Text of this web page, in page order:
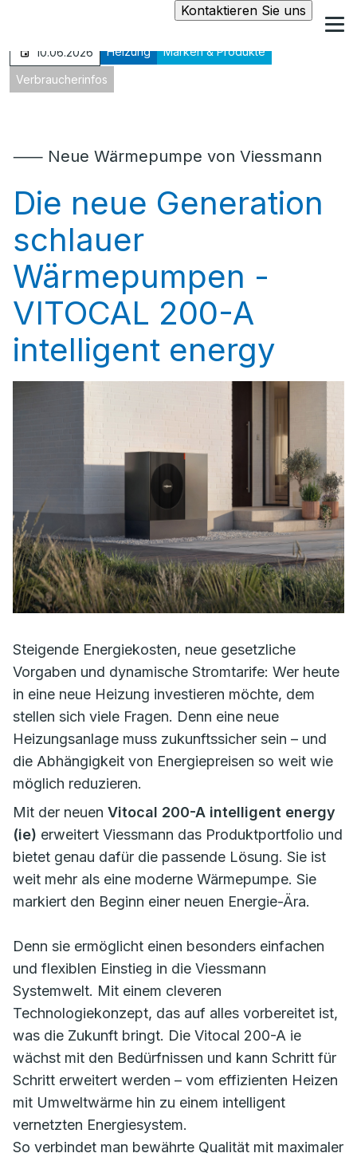
Kontaktieren Sie uns
10.06.2026 Heizung Marken & Produkte
Verbraucherinfos
⸺ Neue Wärmepumpe von Viessmann
Die neue Generation
schlauer
Wärmepumpen -
VITOCAL 200-A
intelligent energy
Steigende Energiekosten, neue gesetzliche
Vorgaben und dynamische Stromtarife: Wer heute
in eine neue Heizung investieren möchte, dem
stellen sich viele Fragen. Denn eine neue
Heizungsanlage muss zukunftssicher sein – und
die Abhängigkeit von Energiepreisen so weit wie
möglich reduzieren.
Mit der neuen Vitocal 200-A intelligent energy
(ie) erweitert Viessmann das Produktportfolio und
bietet genau dafür die passende Lösung. Sie ist
weit mehr als eine moderne Wärmepumpe. Sie
markiert den Beginn einer neuen Energie-Ära.
Denn sie ermöglicht einen besonders einfachen
und flexiblen Einstieg in die Viessmann
Systemwelt. Mit einem cleveren
Technologiekonzept, das auf alles vorbereitet ist,
was die Zukunft bringt. Die Vitocal 200-A ie
wächst mit den Bedürfnissen und kann Schritt für
Schritt erweitert werden – vom effizienten Heizen
mit Umweltwärme hin zu einem intelligent
vernetzten Energiesystem.
So verbindet man bewährte Qualität mit maximaler